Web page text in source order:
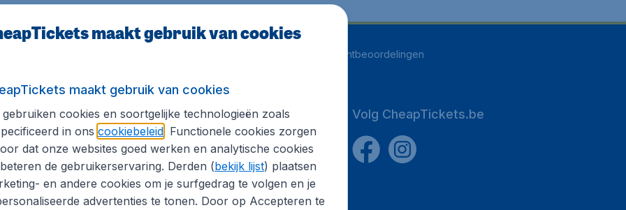
klantbeoordelingen
informatie
Internationale sites
Flugladen.de
CheapTickets.ch
CheapTickets.nl
CheapTickets.sg
Volg CheapTickets.be
maakt gebruik van cookies
maakt gebruik van cookies
gebruiken cookies en soortgelijke technologieën zoals
in ons cookiebeleid. Functionele cookies zorgen
dat onze websites goed werken en analytische cookies
de gebruikerservaring. Derden (bekijk lijst) plaatsen
en andere cookies om je surfgedrag te volgen en je
advertenties te tonen. Door op Accepteren te